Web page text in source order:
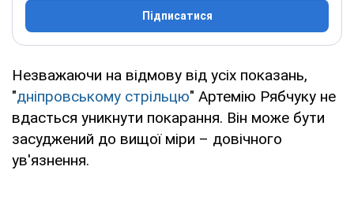
Підписатися
Незважаючи на відмову від усіх показань,
"дніпровському стрільцю" Артемію Рябчуку не
вдасться уникнути покарання. Він може бути
засуджений до вищої міри – довічного
ув'язнення.